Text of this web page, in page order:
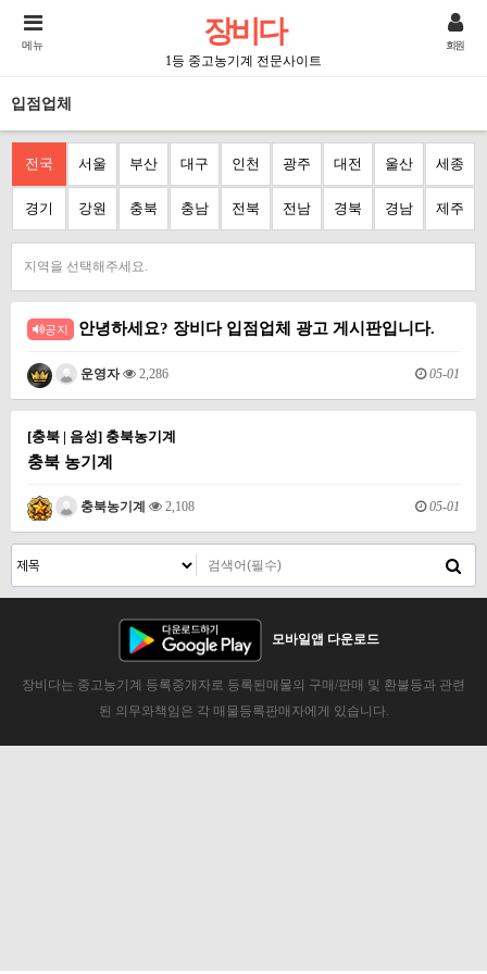
장비다
1등 중고농기계 전문사이트
메뉴 회원
입점업체
전국 서울 부산 대구 인천 광주 대전 울산 세종
경기 강원 충북 충남 전북 전남 경북 경남 제주
지역을 선택해주세요.
공지 안녕하세요? 장비다 입점업체 광고 게시판입니다.
운영자 2,286 05-01
[충북 | 음성] 충북농기계
충북 농기계
충북농기계 2,108 05-01
모바일앱 다운로드
장비다는 중고농기계 등록중개자로 등록된매물의 구매/판매 및 환불등과 관련
된 의무와책임은 각 매물등록판매자에게 있습니다.